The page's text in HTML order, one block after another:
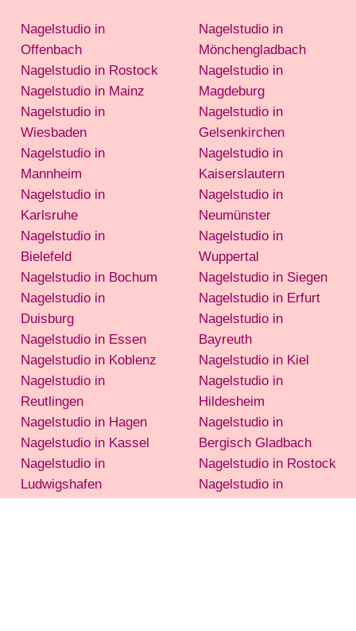
Nagelstudio in
Offenbach
Nagelstudio in Rostock
Nagelstudio in Mainz
Nagelstudio in
Wiesbaden
Nagelstudio in
Mannheim
Nagelstudio in
Karlsruhe
Nagelstudio in
Bielefeld
Nagelstudio in Bochum
Nagelstudio in
Duisburg
Nagelstudio in Essen
Nagelstudio in Koblenz
Nagelstudio in
Reutlingen
Nagelstudio in Hagen
Nagelstudio in Kassel
Nagelstudio in
Ludwigshafen
Nagelstudio in
Mönchengladbach
Nagelstudio in
Magdeburg
Nagelstudio in
Gelsenkirchen
Nagelstudio in
Kaiserslautern
Nagelstudio in
Neumünster
Nagelstudio in
Wuppertal
Nagelstudio in Siegen
Nagelstudio in Erfurt
Nagelstudio in
Bayreuth
Nagelstudio in Kiel
Nagelstudio in
Hildesheim
Nagelstudio in
Bergisch Gladbach
Nagelstudio in Rostock
Nagelstudio in